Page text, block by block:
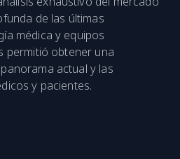
de las últimas
médica y equipos
permitió obtener una
actual y las
y pacientes.